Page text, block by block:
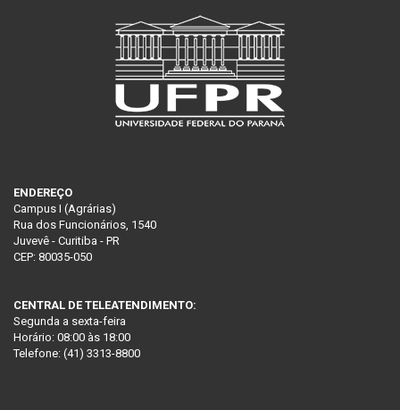
ENDEREÇO
Campus I (Agrárias)
Rua dos Funcionários, 1540
Juvevê - Curitiba - PR
CEP: 80035-050
CENTRAL DE TELEATENDIMENTO:
Segunda a sexta-feira
Horário: 08:00 às 18:00
Telefone: (41) 3313-8800